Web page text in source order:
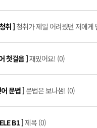
취 ] 청취가 제일 어려웠던 저에게
첫걸음 ]재밌어요! (0)
문법 ]문법은 보나샘! (0)
B1 ]제목 (0)